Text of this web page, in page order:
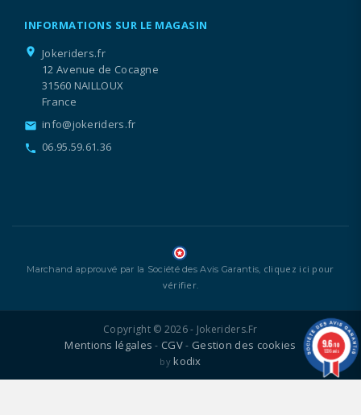
INFORMATIONS SUR LE MAGASIN
location_on
Jokeriders.fr
12 Avenue de Cocagne
31560 NAILLOUX
France
email info@jokeriders.fr
call 06.95.59.61.36
Marchand approuvé par la Société des Avis Garantis, cliquez ici pour
vérifier
Copyright © 2026 - Jokeriders.fr
Mentions légales - CGV- Gestion des cookies
by kodix
9.6/10
1336 avis